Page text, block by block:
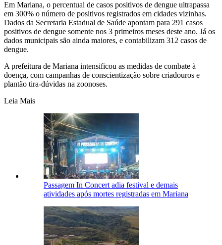
Em Mariana, o percentual de casos positivos de dengue ultrapassa
em 300% o número de positivos registrados em cidades vizinhas.
Dados da Secretaria Estadual de Saúde apontam para 291 casos
positivos de dengue somente nos 3 primeiros meses deste ano. Já os
dados municipais são ainda maiores, e contabilizam 312 casos de
dengue.
A prefeitura de Mariana intensificou as medidas de combate à
doença, com campanhas de conscientização sobre criadouros e
plantão tira-dúvidas na zoonoses.
Leia Mais
Passagem In Concert adia festival e demais
atividades após mortes registradas em Mariana